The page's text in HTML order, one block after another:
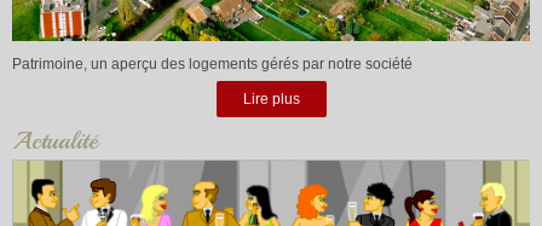
Patrimoine, un aperçu des logements gérés par notre société
Lire plus
Actualité